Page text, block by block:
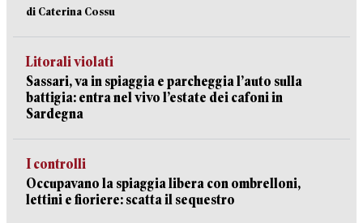
di Caterina Cossu
Litorali violati
Sassari, va in spiaggia e parcheggia l’auto sulla
battigia: entra nel vivo l’estate dei cafoni in
Sardegna
I controlli
Occupavano la spiaggia libera con ombrelloni,
lettini e fioriere: scatta il sequestro